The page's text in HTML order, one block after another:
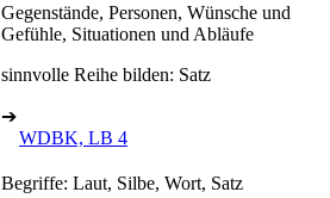
Gegenstände, Personen, Wünsche und
Gefühle, Situationen und Abläufe
sinnvolle Reihe bilden: Satz
➔
WDBK, LB 4
Begriffe: Laut, Silbe, Wort, Satz